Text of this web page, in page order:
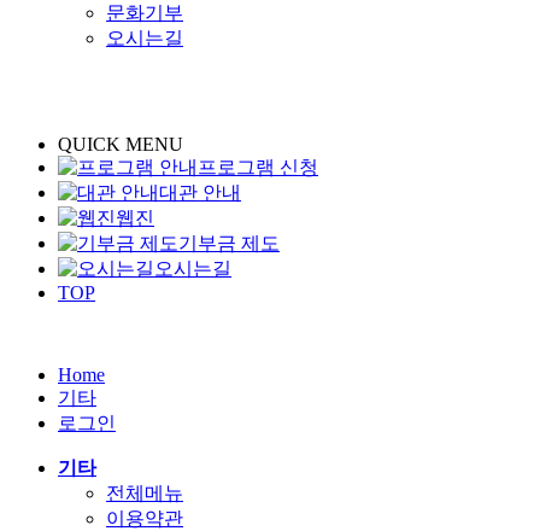
문화기부
오시는길
QUICK MENU
프로그램 신청
대관 안내
웹진
기부금 제도
오시는길
TOP
Home
기타
로그인
기타
전체메뉴
이용약관